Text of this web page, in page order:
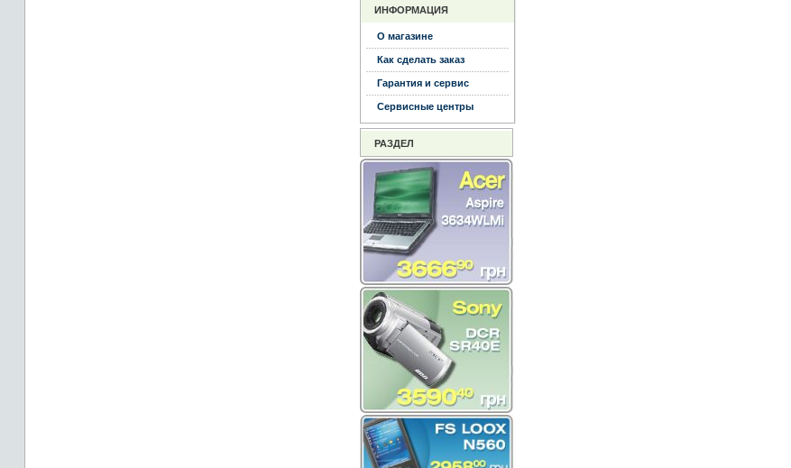
ИНФОРМАЦИЯ
О магазине
Как сделать заказ
Гарантия и сервис
Сервисные центры
РАЗДЕЛ